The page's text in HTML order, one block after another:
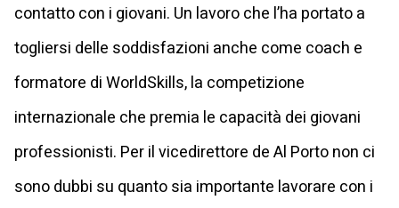
contatto con i giovani. Un lavoro che l’ha portato a
togliersi delle soddisfazioni anche come coach e
formatore di WorldSkills, la competizione
internazionale che premia le capacità dei giovani
professionisti. Per il vicedirettore de Al Porto non ci
sono dubbi su quanto sia importante lavorare con i